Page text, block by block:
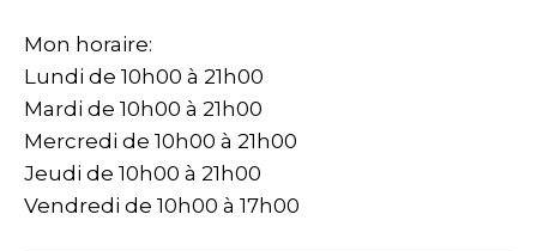
Mon horaire:
Lundi de 10h00 à 21h00
Mardi de 10h00 à 21h00
Mercredi de 10h00 à 21h00
Jeudi de 10h00 à 21h00
Vendredi de 10h00 à 17h00